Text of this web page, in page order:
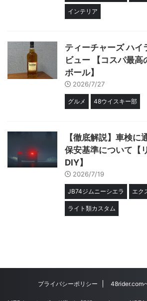
インテリア
ティーチャーズ ハイ
ビュー 【コスパ最高
ボール】
2026/7/27
グルメ 48ウイスキー部
【徹底解説】車検に
保安基準について【
DIY】
2026/7/19
JB74ジムニーシエラ エク
ライト類カスタム
プライバシーポリシー 48rider.com